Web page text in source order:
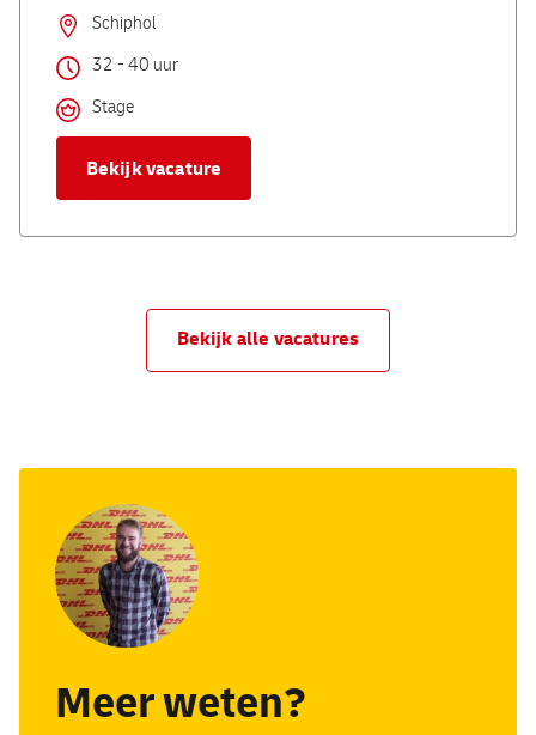
Schiphol
32 - 40 uur
Stage
Bekijk vacature
Bekijk alle vacatures
Meer weten?